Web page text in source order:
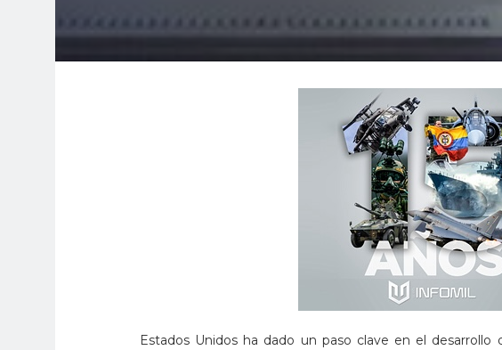
Estados Unidos ha dado un paso clave en el